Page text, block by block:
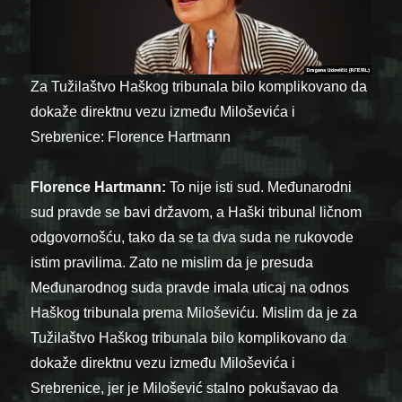
Za Tužilaštvo Haškog tribunala bilo komplikovano da
dokaže direktnu vezu između Miloševića i
Srebrenice: Florence Hartmann
Florence Hartmann: To nije isti sud. Međunarodni
sud pravde se bavi državom, a Haški tribunal ličnom
odgovornošću, tako da se ta dva suda ne rukovode
istim pravilima. Zato ne mislim da je presuda
Međunarodnog suda pravde imala uticaj na odnos
Haškog tribunala prema Miloševiću. Mislim da je za
Tužilaštvo Haškog tribunala bilo komplikovano da
dokaže direktnu vezu između Miloševića i
Srebrenice, jer je Milošević stalno pokušavao da